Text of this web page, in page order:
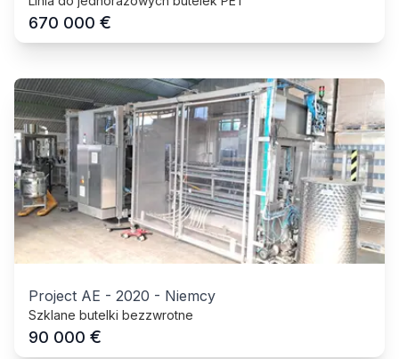
670 000 €
Project AE - 2020 - Niemcy
Szklane butelki bezzwrotne
90 000 €